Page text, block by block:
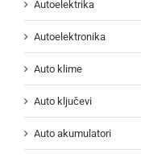
Autoelektrika
Autoelektronika
Auto klime
Auto ključevi
Auto akumulatori